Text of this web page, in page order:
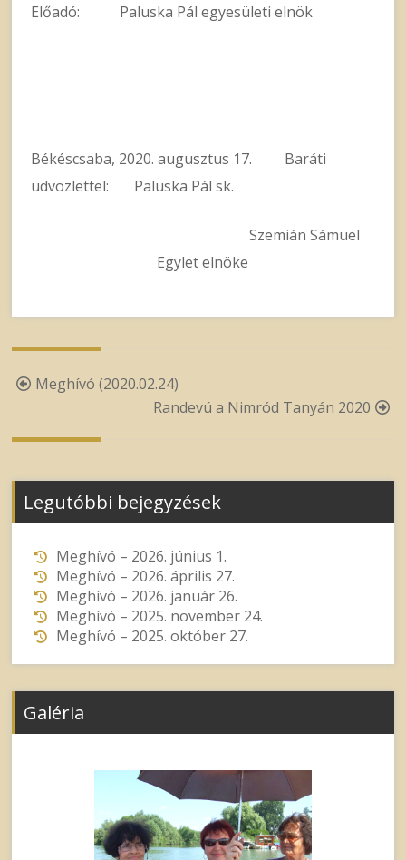
Előadó: Paluska Pál egyesületi elnök
Békéscsaba, 2020. augusztus 17. Baráti
üdvözlettel: Paluska Pál sk.
Szemián Sámuel
Egylet elnöke
PostMeghívó (2020.02.24)
Randevú a Nimród Tanyán 2020
Legutóbbi bejegyzések
Meghívó – 2026. június 1.
Meghívó – 2026. április 27.
Meghívó – 2026. január 26.
Meghívó – 2025. november 24.
Meghívó – 2025. október 27.
Galéria